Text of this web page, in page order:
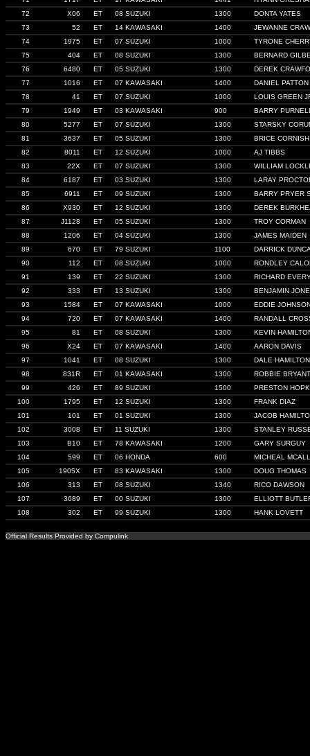
72
X06 ET 08 SUZUKI 1300
DONTA YATES
73
52 ET 14 KAWASAKI 1400
JEWANNE
74
1975 ET 07 SUZUKI 1000
TYRONE
75
404 ET 08 SUZUKI 1300
BERNARD
76
6480 ET 05 SUZUKI 1300
DEREK
77
1016 ET 07 KAWASAKI 1400
DANIEL PATTON
78
41 ET 07 SUZUKI 1000
LOUIS GREEN
79
1949 ET 03 KAWASAKI 900
BARRY
80
5277 ET 07 SUZUKI 1300
STARSKY
81
3637 ET 05 SUZUKI 1300
BRICE
82
8011 ET 12 SUZUKI 1000
AJ TIBBS
83
22X ET 07 SUZUKI 1300
WILLIAM
84
6187 ET 03 SUZUKI 1300
LARAY
85
6911 ET 09 SUZUKI 1300
BARRY PRYER
86
X930 ET 12 SUZUKI 1300
DEREK
87
J1128 ET 05 SUZUKI 1300
TROY CORMAN
88
1206 ET 04 SUZUKI 1300
JAMES MAIDEN
89
670 ET 79 SUZUKI 1100
DARRICK
90
112 ET 08 SUZUKI 1000
RONDLEY
91
139 ET 22 SUZUKI 1300
RICHARD
92
333 ET 13 SUZUKI 1300
BENJAMIN
93
1584 ET 07 KAWASAKI 1000
EDDIE
94
720 ET 07 KAWASAKI 1400
RANDALL
95
81 ET 08 SUZUKI 1300
KEVIN
96
X24 ET 07 KAWASAKI 1400
AARON DAVIS
97
1041 ET 08 SUZUKI 1300
DALE HAMILTON
98
831R ET 01 KAWASAKI 1300
ROBBIE BRYANT
99
426 ET 89 SUZUKI 1500
PRESTON
100
1795 ET 12 SUZUKI 1300
FRANK DIAZ
101
101 ET 01 SUZUKI 1300
JACOB
102
3008 ET 11 SUZUKI 1300
STANLEY
103
B10 ET 78 KAWASAKI 1200
GARY SURGUY
104
599 ET 06 HONDA 600
MICHEAL
105
1905X ET 83 KAWASAKI 1300
DOUG THOMAS
106
313 ET 08 SUZUKI 1340
RICO DAWSON
107
3689 ET 00 SUZUKI 1300
ELLIOTT
108
302 ET 99 SUZUKI 1300 HANK LOVETT
Official Results Provided by Compulink